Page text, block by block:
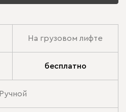
На грузовом лифте
бесплатно
Ручной